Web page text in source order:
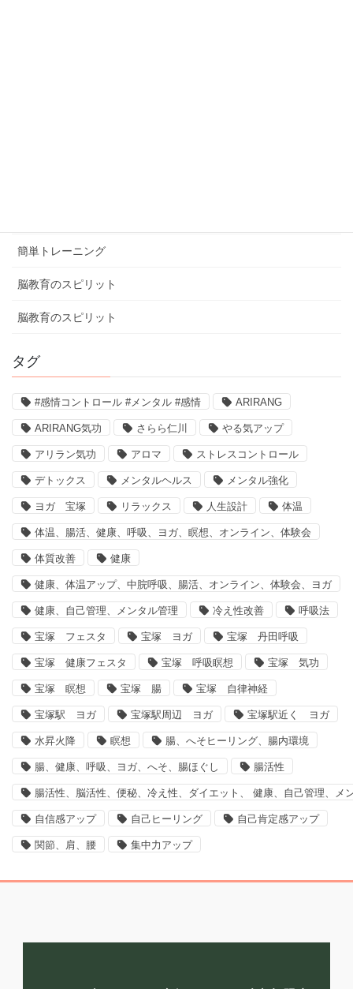
簡単トレーニング
脳教育のスピリット
脳教育のスピリット
タグ
#感情コントロール #メンタル #感情 ARIRANG
ARIRANG気功 さらら仁川 やる気アップ
アリラン気功 アロマ ストレスコントロール
デトックス メンタルヘルス メンタル強化
ヨガ 宝塚 リラックス 人生設計 体温
体温、腸活、健康、呼吸、ヨガ、瞑想、オンライン、体験会
体質改善 健康
健康、体温アップ、中脘呼吸、腸活、オンライン、体験会、ヨガ
健康、自己管理、メンタル管理 冷え性改善 呼吸法
宝塚 フェスタ 宝塚 ヨガ 宝塚 丹田呼吸
宝塚 健康フェスタ 宝塚 呼吸瞑想 宝塚 気功
宝塚 瞑想 宝塚 腸 宝塚 自律神経
宝塚駅 ヨガ 宝塚駅周辺 ヨガ 宝塚駅近く ヨガ
水昇火降 瞑想 腸、へそヒーリング、腸内環境
腸、健康、呼吸、ヨガ、へそ、腸ほぐし 腸活性
腸活性、脳活性、便秘、冷え性、ダイエット、 健康、自己管理、メ
自信感アップ 自己ヒーリング 自己肯定感アップ
関節、肩、腰 集中力アップ